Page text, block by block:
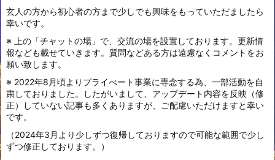
玄人の方から初心者の方まで少しでも興味をもっていただましたら
幸いです。
※ 上の「チャットの場」で、交流の場を設置しております。更新情
報なども載せていきます。質問などある方は遠慮なくコメントをお
願い致します。
※ 2022年8月頃よりプライべート事業に専念する為、一部活動を自
粛しておりました。したがいまして、アップデート内容を反映（修
正）していない記事も多くありますが、ご配慮いただけますと幸い
です。
（2024年3月より少しずつ復帰しておりますので可能な範囲で少し
ずつ修正しております。）